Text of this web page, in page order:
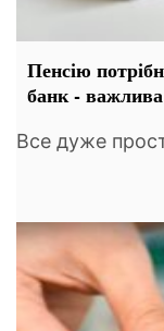
Пенсію
банк - важлива
Все дуже